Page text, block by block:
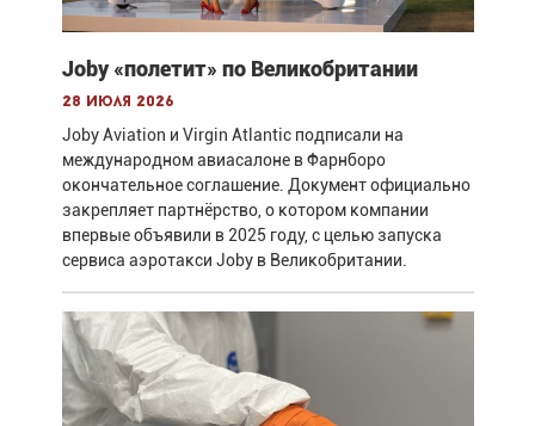
Joby «полетит» по Великобритании
28 июля 2026
Joby Aviation и Virgin Atlantic подписали на
международном авиасалоне в Фарнборо
окончательное соглашение. Документ официально
закрепляет партнёрство, о котором компании
впервые объявили в 2025 году, с целью запуска
сервиса аэротакси Joby в Великобритании.